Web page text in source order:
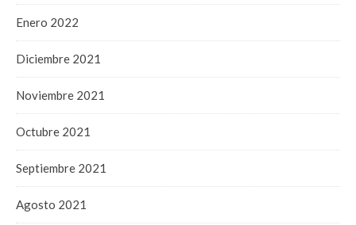
Enero 2022
Diciembre 2021
Noviembre 2021
Octubre 2021
Septiembre 2021
Agosto 2021